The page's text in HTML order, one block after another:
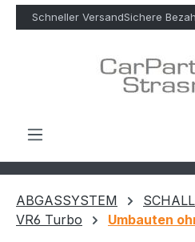
Zum Hauptinhalt springen
Schneller VersandSichere
ABGASSYSTEM
VR6 Turbo
Umbauten